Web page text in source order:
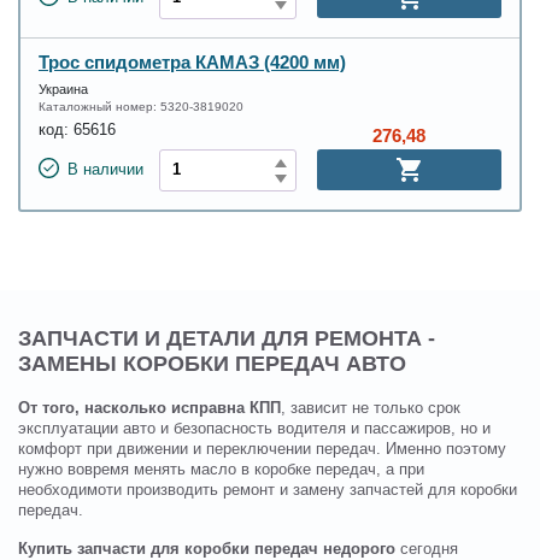
Трос спидометра КАМАЗ (4200 мм)
Украина
Каталожный номер: 5320-3819020
код: 65616
В наличии
276,48
ЗАПЧАСТИ И ДЕТАЛИ ДЛЯ РЕМОНТА -
ЗАМЕНЫ КОРОБКИ ПЕРЕДАЧ АВТО
От того, насколько исправна КПП , зависит не только срок
эксплуатации авто и безопасность водителя и пассажиров, но и
комфорт при движении и переключении передач. Именно поэтому
нужно вовремя менять масло в коробке передач, а при
необходимоти производить ремонт и замену запчастей для коробки
передач.
Купить запчасти для коробки передач недорого сегодня